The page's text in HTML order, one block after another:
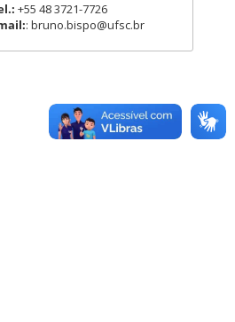
+55 48 3721-7726
: bruno.bispo@ufsc.br